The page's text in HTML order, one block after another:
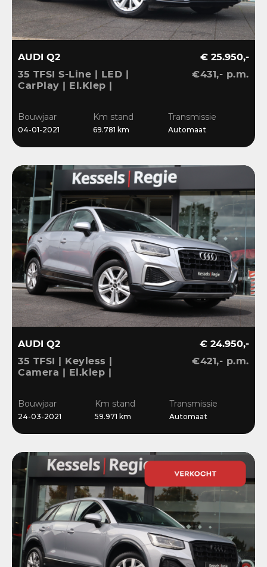
AUDI Q2
35 TFSI S-Line | LED |
CarPlay | El.Klep |
€ 25.950,-
€431,- p.m.
Bouwjaar
04-01-2021
Km stand
69.781 km
Transmissie
Automaat
AUDI Q2
35 TFSI | Keyless |
Camera | El.klep |
€ 24.950,-
€421,- p.m.
Bouwjaar
24-03-2021
Km stand
59.971 km
Transmissie
Automaat